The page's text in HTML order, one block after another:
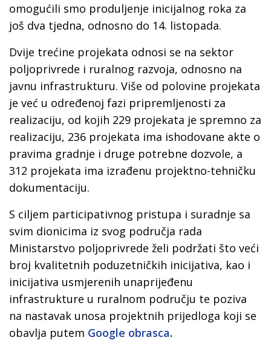
omogućili smo produljenje inicijalnog roka za
još dva tjedna, odnosno do 14. listopada.
Dvije trećine projekata odnosi se na sektor
poljoprivrede i ruralnog razvoja, odnosno na
javnu infrastrukturu. Više od polovine projekata
je već u određenoj fazi pripremljenosti za
realizaciju, od kojih 229 projekata je spremno za
realizaciju, 236 projekata ima ishodovane akte o
pravima gradnje i druge potrebne dozvole, a
312 projekata ima izrađenu projektno-tehničku
dokumentaciju.
S ciljem participativnog pristupa i suradnje sa
svim dionicima iz svog područja rada
Ministarstvo poljoprivrede želi podržati što veći
broj kvalitetnih poduzetničkih inicijativa, kao i
inicijativa usmjerenih unaprijeđenu
infrastrukture u ruralnom području te poziva
na nastavak unosa projektnih prijedloga koji se
obavlja putem Google obrasca.